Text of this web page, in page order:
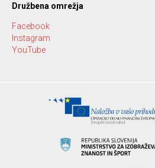
Družbena omrežja
Facebook
Instagram
YouTube